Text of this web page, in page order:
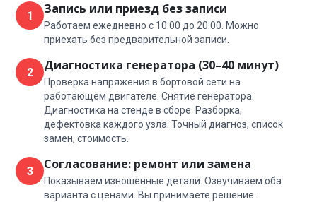
1 Запись или приезд без записи
Работаем ежедневно с 10:00 до 20:00. Можно
приехать без предварительной записи.
2 Диагностика генератора (30–40 минут)
Проверка напряжения в бортовой сети на
работающем двигателе. Снятие генератора.
Диагностика на стенде в сборе. Разборка,
дефектовка каждого узла. Точный диагноз, список
замен, стоимость.
3 Согласование: ремонт или замена
Показываем изношенные детали. Озвучиваем оба
варианта с ценами. Вы принимаете решение.